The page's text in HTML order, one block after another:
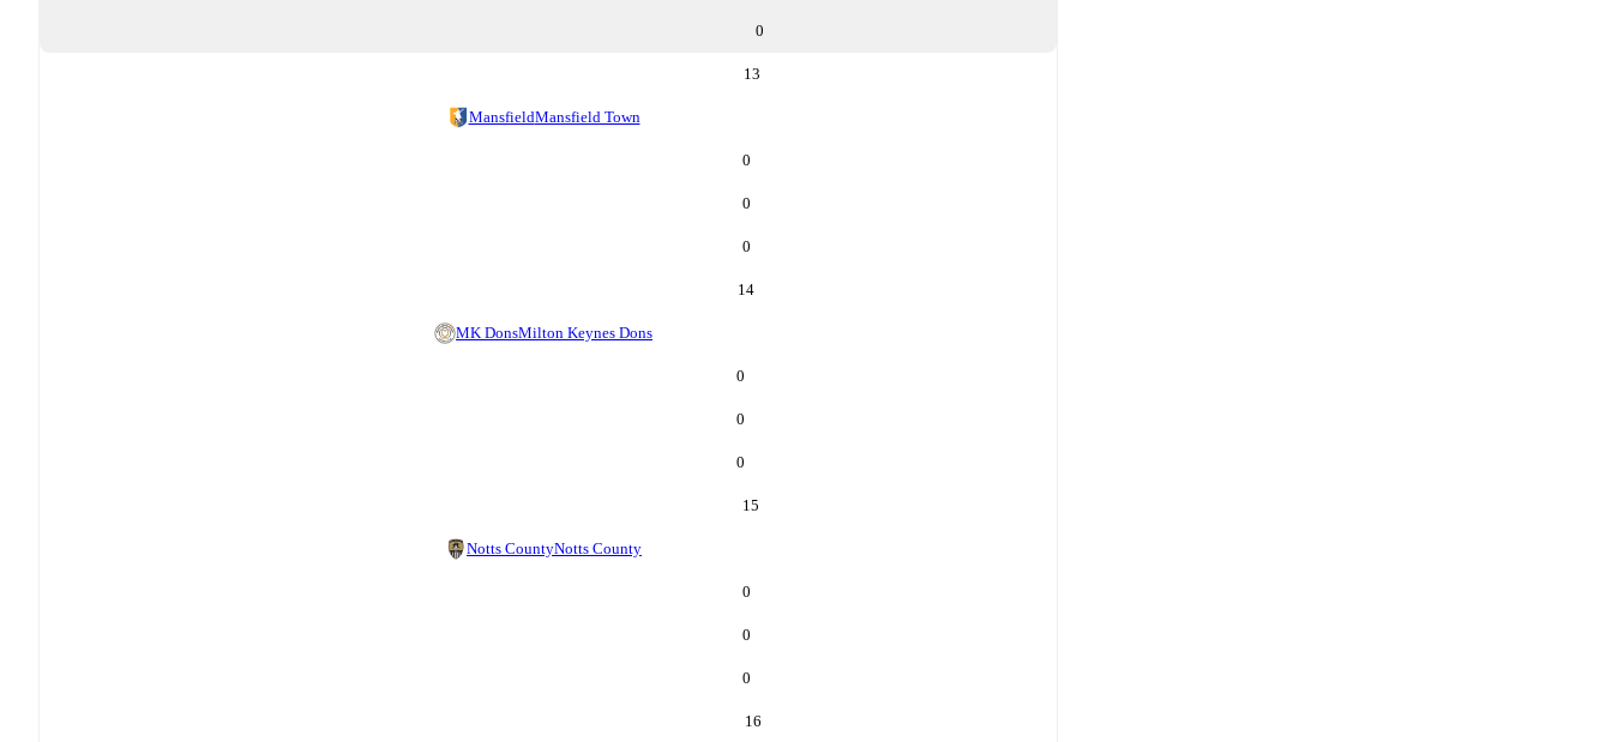
0
13
MansfieldMansfield Town
0
0
0
14
MK DonsMilton Keynes Dons
0
0
0
15
Notts CountyNotts County
0
0
0
16